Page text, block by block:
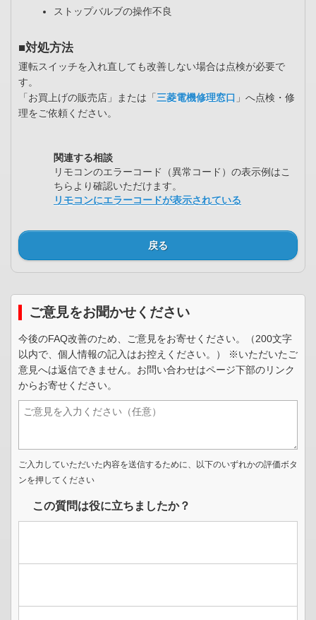
ストップバルブの操作不良
■対処方法
運転スイッチを入れ直しても改善しない場合は点検が必要で
す。
「お買上げの販売店」または「 三菱電機修理窓口 」へ点検・修
理をご依頼ください。
関連する相談
リモコンのエラーコード（異常コード）の表示例はこ
ちらより確認いただけます。
リモコンにエラーコードが表示されている
戻る
ご意見をお聞かせください
今後のFAQ改善のため、ご意見をお寄せください。（200文字
以内で、個人情報の記入はお控えください。） ※いただいたご
意見へは返信できません。お問い合わせはページ下部のリンク
からお寄せください。
ご入力していただいた内容を送信するために、以下のいずれかの評価ボタ
ンを押してください
この質問は役に立ちましたか？